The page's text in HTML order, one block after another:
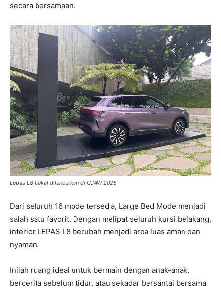
secara bersamaan.
Lepas L8 bakal diluncurkan di GJAW 2025
Dari seluruh 16 mode tersedia, Large Bed Mode menjadi
salah satu favorit. Dengan melipat seluruh kursi belakang,
interior LEPAS L8 berubah menjadi area luas aman dan
nyaman.
Inilah ruang ideal untuk bermain dengan anak-anak,
bercerita sebelum tidur, atau sekadar bersantai bersama